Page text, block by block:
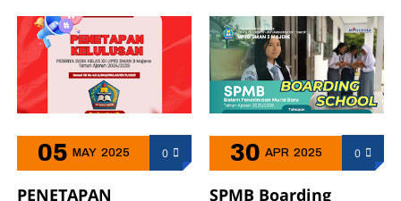
05 MAY 2025 0
PENETAPAN
30 APR 2025 0
SPMB Boarding